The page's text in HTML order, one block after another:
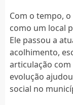
Com o tempo, o
como um local
Ele passou a
acolhimento,
articulação com
evolução
social no